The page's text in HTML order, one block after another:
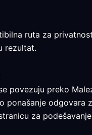
ruta za
rezultat.
povezuju preko
ponašanje odgovara
za